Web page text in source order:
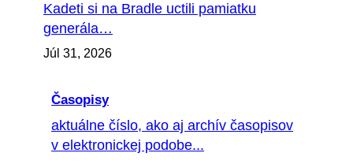
Kadeti si na Bradle uctili pamiatku
generála…
Júl 31, 2026
Časopisy
aktuálne číslo, ako aj archív časopisov
v elektronickej podobe...